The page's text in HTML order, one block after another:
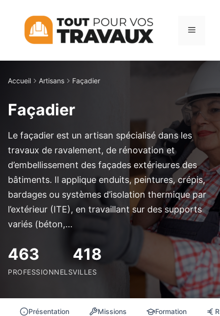
contenu
Menu
Accueil Artisans Façadier
Façadier
Le façadier est un artisan spécialisé dans les
travaux de ravalement, de rénovation et
d’embellissement des façades extérieures des
bâtiments. Il applique enduits, peintures, crépis,
bardages ou systèmes d’isolation thermique par
l’extérieur (ITE), en travaillant sur des supports
variés (béton,…
463
PROFESSIONNELS
418
VILLES
Présentation Missions Formation